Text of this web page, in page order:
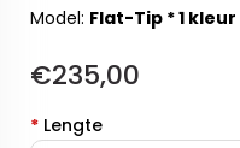
Model: Flat-Tip * 1 kleur
€235,00
* Lengte